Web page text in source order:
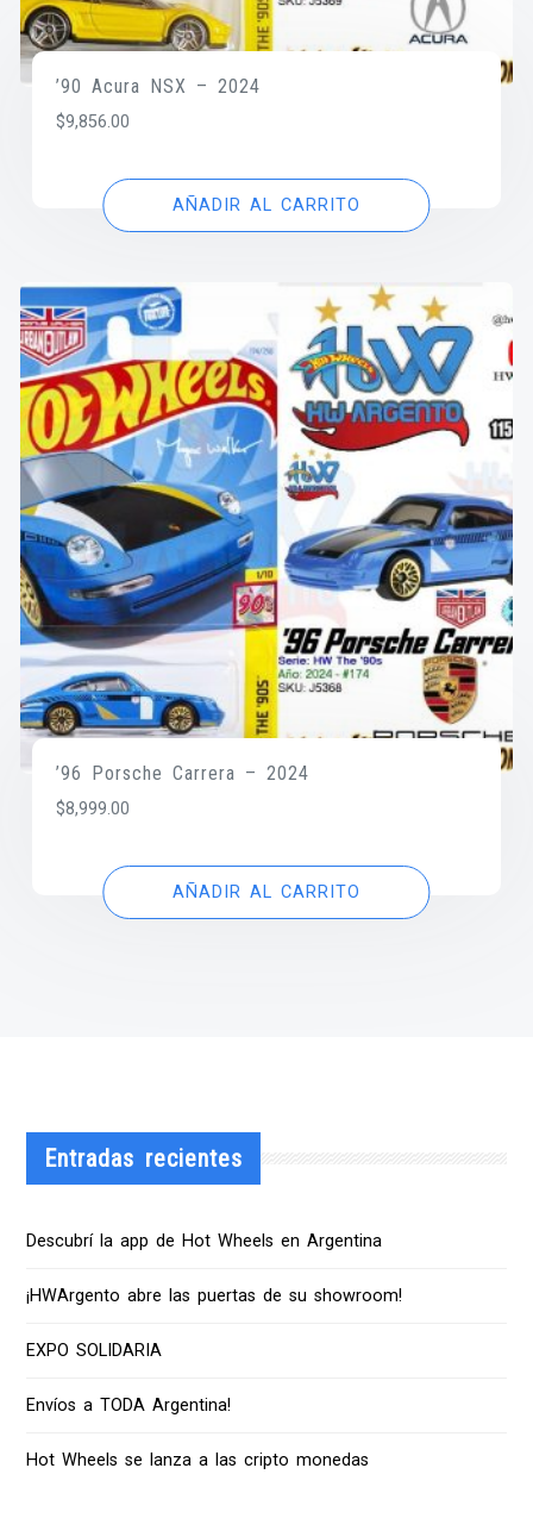
’90 Acura NSX – 2024
$9,856.00
AÑADIR AL CARRITO
’96 Porsche Carrera – 2024
$8,999.00
AÑADIR AL CARRITO
Entradas recientes
Descubrí la app de Hot Wheels en Argentina
¡HWArgento abre las puertas de su showroom!
EXPO SOLIDARIA
Envíos a TODA Argentina!
Hot Wheels se lanza a las cripto monedas